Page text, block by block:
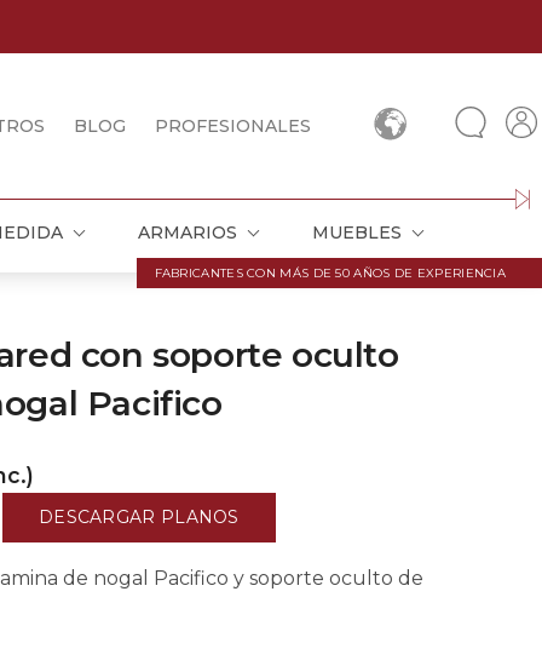
BLOG PROFESIONALES
FABRICANTES CON MÁS DE 50 AÑOS DE EXPERIENCIA
ARMARIOS MUEBLES
con soporte oculto
Pacifico
DESCARGAR PLANOS
de nogal Pacifico y soporte oculto de